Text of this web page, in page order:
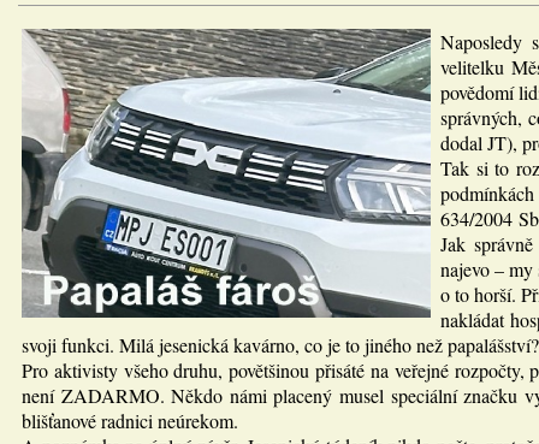
Naposledy
velitelku
povědomí
správných,
dodal JT),
Tak si to
634/2004
Jak
najevo –
o to horší.
nakládat
svoji funkci. Milá jesenická kavárno, co je to jiného než papalášství?
Pro aktivisty všeho druhu, povětšinou přisáté na veřejné rozpočty,
není ZADARMO. Někdo námi placený musel speciální značku
blišťanové radnici neúrekom.